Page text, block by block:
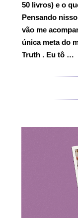
50 livros) e o
Pensando
vão me
única meta do
Truth . Eu tô …